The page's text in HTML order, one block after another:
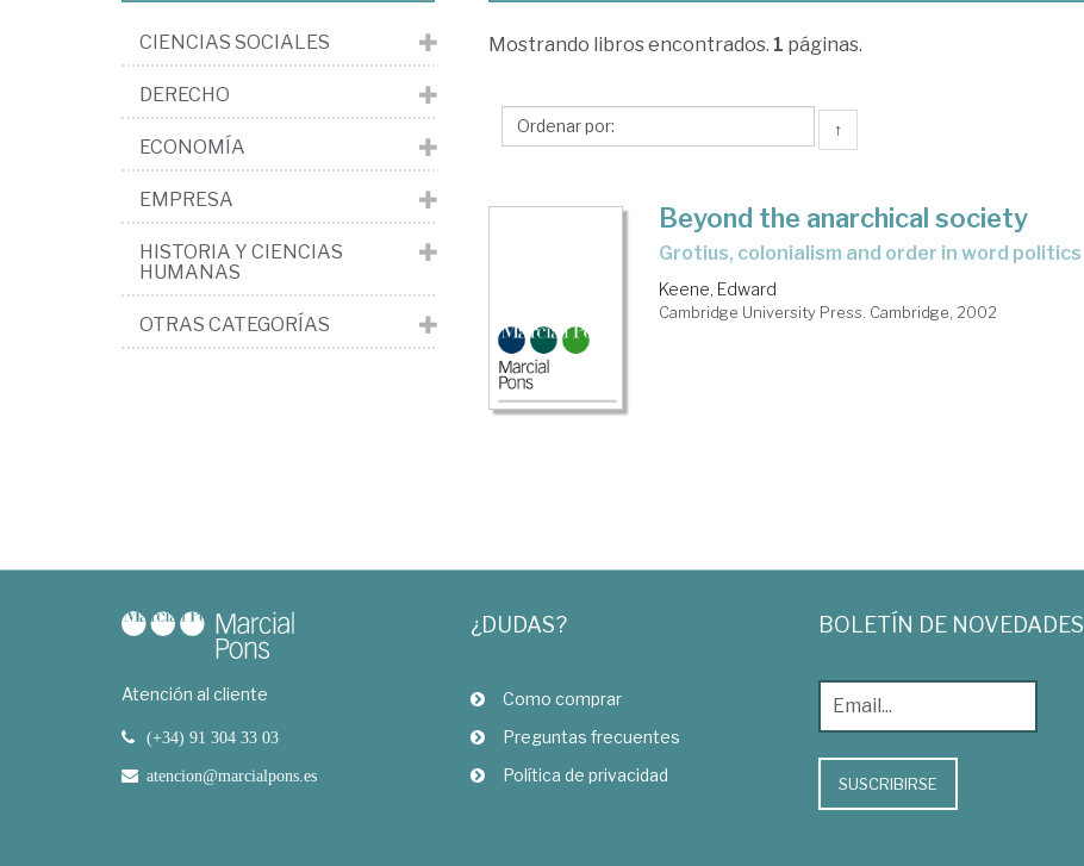
Keene,
Mostrando libros encontrados. 1 páginas.
↑
Beyond the anarchical society
Grotius, colonialism and order in word politics
Keene, Edward
Cambridge University Press. Cambridge, 2002
CIENCIAS SOCIALES
DERECHO
ECONOMÍA
EMPRESA
HISTORIA Y CIENCIAS
HUMANAS
OTRAS CATEGORÍAS
Atención al cliente
(+34) 91 304 33 03
atencion@marcialpons.es
¿DUDAS?
Como comprar
Preguntas frecuentes
Política de privacidad
BOLETÍN DE NOVEDADES
SUSCRIBIRSE